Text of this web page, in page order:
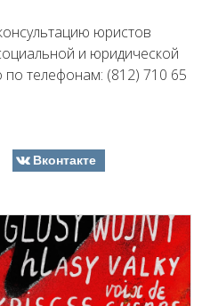
юристов
и юридической
телефонам: (812) 710 65
Вконтакте